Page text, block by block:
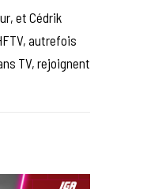
et Cédrik
autrefois
TV, rejoignent